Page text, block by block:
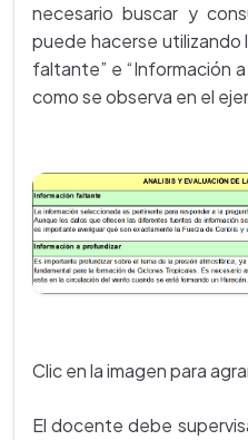
necesario buscar y
puede hacerse utilizando
faltante” e “Información
como se observa en el
Clic en la imagen para
El docente debe